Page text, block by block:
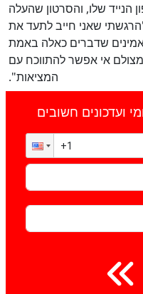
שלו, והסרטון שהעלה
שאני חייב לתעד את
שדברים כאלה באמת
אי אפשר להתווכח עם
המציאות".
ועדכונים חשובים